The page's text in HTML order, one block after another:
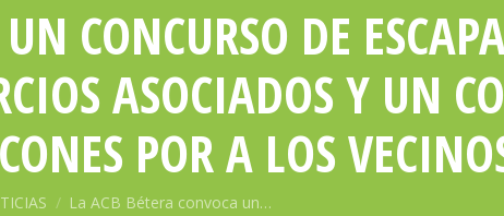
CONCURSO DE
ASOCIADOS Y UN
POR A LOS
La ACB Bétera convoca un…